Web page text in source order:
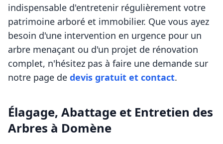
indispensable d'entretenir régulièrement votre
patrimoine arboré et immobilier. Que vous ayez
besoin d'une intervention en urgence pour un
arbre menaçant ou d'un projet de rénovation
complet, n'hésitez pas à faire une demande sur
notre page de devis gratuit et contact.
Élagage, Abattage et Entretien des
Arbres à Domène